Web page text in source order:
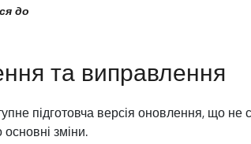
до
та виправлення
підготовча версія оновлення, що не
зміни.